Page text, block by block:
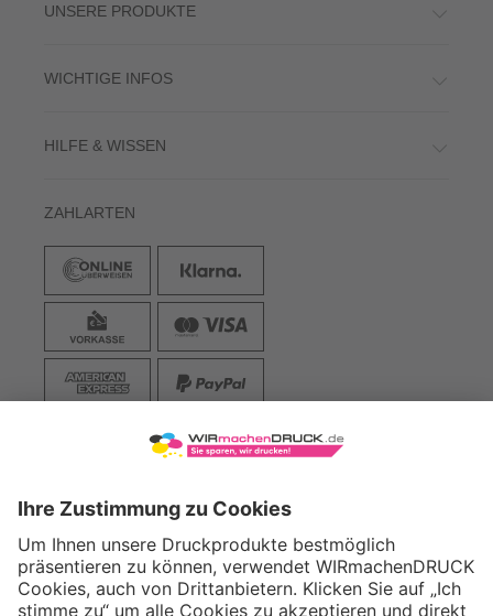
UNSERE PRODUKTE
WICHTIGE INFOS
HILFE & WISSEN
ZAHLARTEN
VERSAND